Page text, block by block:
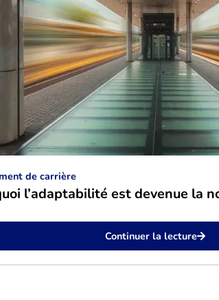
de carrière
l’adaptabilité est devenue la
Continuer la lecture